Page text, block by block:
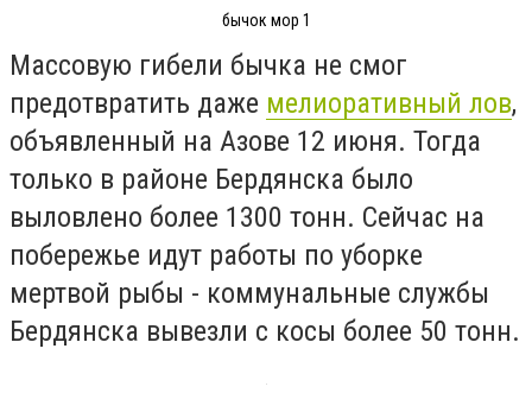
бычок мор 1
Массовую гибели бычка не смог
предотвратить даже мелиоративный лов,
объявленный на Азове 12 июня. Тогда
только в районе Бердянска было
выловлено более 1300 тонн. Сейчас на
побережье идут работы по уборке
мертвой рыбы - коммунальные службы
Бердянска вывезли с косы более 50 тонн.